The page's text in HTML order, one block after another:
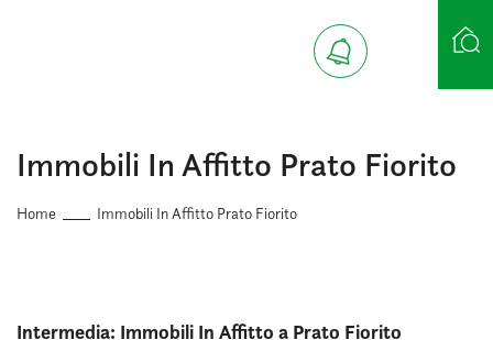
Ricerca case
Immobili In Affitto Prato Fiorito
Home Immobili In Affitto Prato Fiorito
Intermedia: Immobili In Affitto a Prato Fiorito